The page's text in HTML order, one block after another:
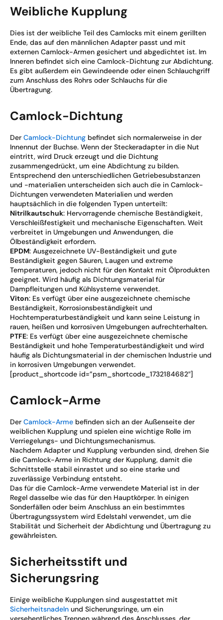
Weibliche Kupplung
Dies ist der weibliche Teil des Camlocks mit einem gerillten
Ende, das auf den männlichen Adapter passt und mit
externen Camlock-Armen gesichert und abgedichtet ist. Im
Inneren befindet sich eine Camlock-Dichtung zur Abdichtung.
Es gibt außerdem ein Gewindeende oder einen Schlauchgriff
zum Anschluss des Rohrs oder Schlauchs für die
Übertragung.
Camlock-Dichtung
Der Camlock-Dichtung befindet sich normalerweise in der
Innennut der Buchse. Wenn der Steckeradapter in die Nut
eintritt, wird Druck erzeugt und die Dichtung
zusammengedrückt, um eine Abdichtung zu bilden.
Entsprechend den unterschiedlichen Getriebesubstanzen
und -materialien unterscheiden sich auch die in Camlock-
Dichtungen verwendeten Materialien und werden
hauptsächlich in die folgenden Typen unterteilt:
Nitrilkautschuk: Hervorragende chemische Beständigkeit,
Verschleißfestigkeit und mechanische Eigenschaften. Weit
verbreitet in Umgebungen und Anwendungen, die
Ölbeständigkeit erfordern.
EPDM: Ausgezeichnete UV-Beständigkeit und gute
Beständigkeit gegen Säuren, Laugen und extreme
Temperaturen, jedoch nicht für den Kontakt mit Ölprodukten
geeignet. Wird häufig als Dichtungsmaterial für
Dampfleitungen und Kühlsysteme verwendet.
Viton: Es verfügt über eine ausgezeichnete chemische
Beständigkeit, Korrosionsbeständigkeit und
Hochtemperaturbeständigkeit und kann seine Leistung in
rauen, heißen und korrosiven Umgebungen aufrechterhalten.
PTFE: Es verfügt über eine ausgezeichnete chemische
Beständigkeit und hohe Temperaturbeständigkeit und wird
häufig als Dichtungsmaterial in der chemischen Industrie und
in korrosiven Umgebungen verwendet.
[product_shortcode id=”psm_shortcode_1732184682″]
Camlock-Arme
Der Camlock-Arme befinden sich an der Außenseite der
weiblichen Kupplung und spielen eine wichtige Rolle im
Verriegelungs- und Dichtungsmechanismus.
Nachdem Adapter und Kupplung verbunden sind, drehen Sie
die Camlock-Arme in Richtung der Kupplung, damit die
Schnittstelle stabil einrastet und so eine starke und
zuverlässige Verbindung entsteht.
Das für die Camlock-Arme verwendete Material ist in der
Regel dasselbe wie das für den Hauptkörper. In einigen
Sonderfällen oder beim Anschluss an ein bestimmtes
Übertragungssystem wird Edelstahl verwendet, um die
Stabilität und Sicherheit der Abdichtung und Übertragung zu
gewährleisten.
Sicherheitsstift und
Sicherungsring
Einige weibliche Kupplungen sind ausgestattet mit
Sicherheitsnadeln und Sicherungsringe, um ein